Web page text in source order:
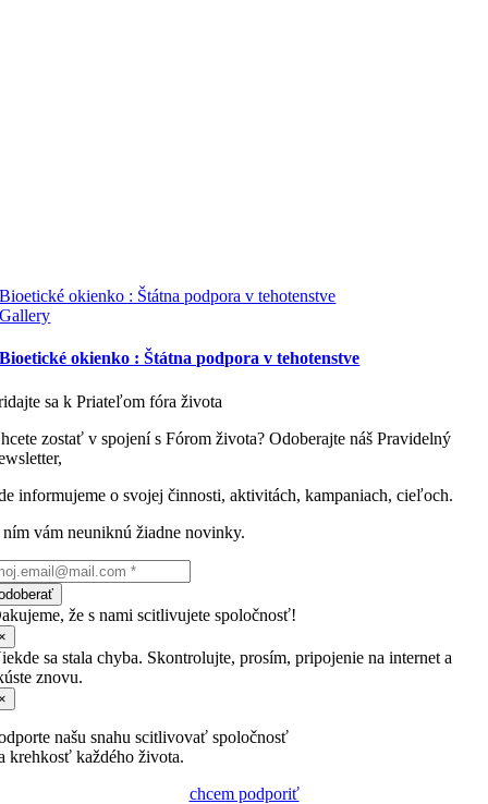
Bioetické okienko : Štátna podpora v tehotenstve
Gallery
Bioetické okienko : Štátna podpora v tehotenstve
sa k Priateľom fóra života
zostať v spojení s Fórom života? Odoberajte náš Pravidelný
informujeme o svojej činnosti, aktivitách, kampaniach, cieľoch.
ním vám neuniknú žiadne novinky.
že s nami scitlivujete spoločnosť!
sa stala chyba. Skontrolujte, prosím, pripojenie na internet a
znovu.
našu snahu scitlivovať spoločnosť
krehkosť každého života.
chcem podporiť